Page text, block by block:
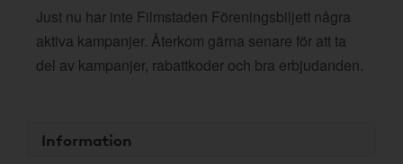
Just nu har inte Filmstaden Föreningsbiljett några
aktiva kampanjer. Återkom gärna senare för att ta
del av kampanjer, rabattkoder och bra erbjudanden.
Information